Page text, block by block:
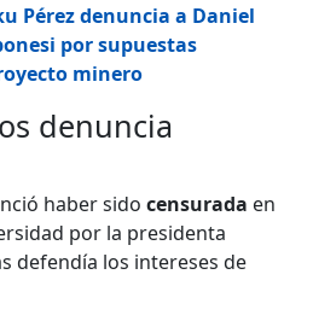
Pérez denuncia a Daniel
por supuestas
minero
denuncia
haber sidocensurada en
por la presidenta
defendía los intereses de